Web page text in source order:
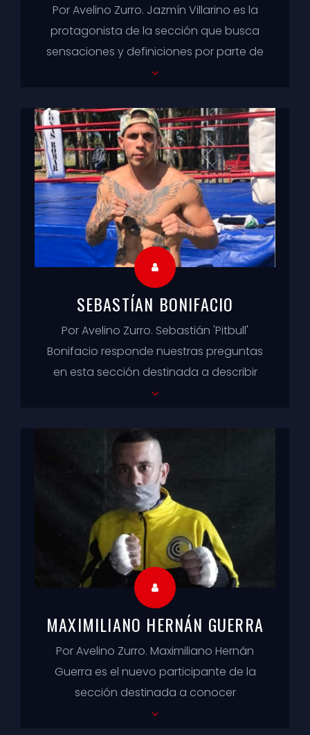
Por Avelino Zurro. Jazmín Villarino es la
protagonista de la sección que busca
sensaciones y definiciones por parte de
boxeadores y boxeadoras sobre sus
SEBASTÍAN BONIFACIO
Por Avelino Zurro. Sebastián 'Pitbull'
Bonifacio responde nuestras preguntas
en esta sección destinada a describir
las sensaciones vividas por boxe...
MAXIMILIANO HERNÁN GUERRA
Por Avelino Zurro. Maximiliano Hernán
Guerra es el nuevo participante de la
sección destinada a conocer
sensaciones sobre lo que viven, arriba y